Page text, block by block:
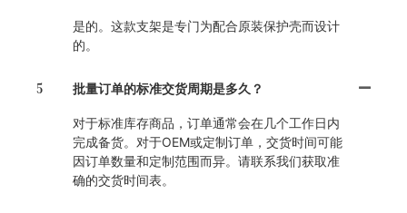
是的。这款支架是专门为配合原装保护壳而设计
的。
5 批量订单的标准交货周期是多久？
对于标准库存商品，订单通常会在几个工作日内
完成备货。对于OEM或定制订单，交货时间可能
因订单数量和定制范围而异。请联系我们获取准
确的交货时间表。